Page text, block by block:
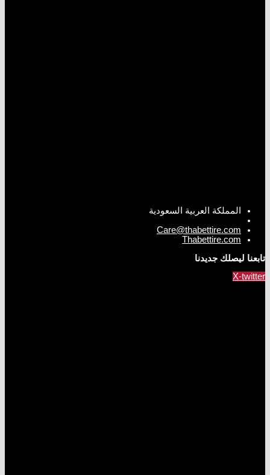
المملكة العربية السعودية
Care@thabettire.com
Thabettire.com
تابعنا ليصلك جديدنا
X-twitter